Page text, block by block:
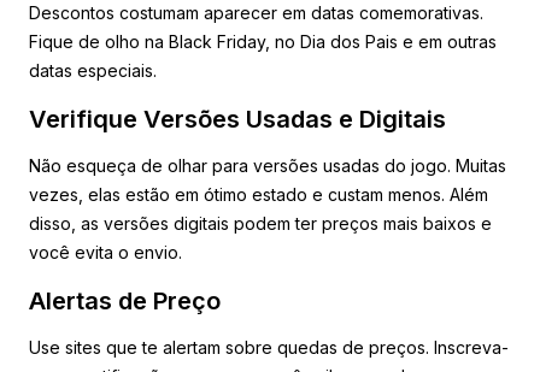
Descontos costumam aparecer em datas comemorativas.
Fique de olho na Black Friday, no Dia dos Pais e em outras
datas especiais.
Verifique Versões Usadas e Digitais
Não esqueça de olhar para versões usadas do jogo. Muitas
vezes, elas estão em ótimo estado e custam menos. Além
disso, as versões digitais podem ter preços mais baixos e
você evita o envio.
Alertas de Preço
Use sites que te alertam sobre quedas de preços. Inscreva-